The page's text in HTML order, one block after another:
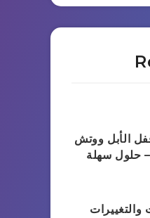
الأبل ووتش
– حلول سهلة
والتغييرات